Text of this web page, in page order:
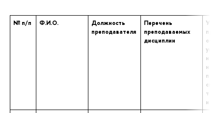
№ п/п Ф.И.О.
Должность
преподавателя
Перечень
преподаваемых
дисциплин
том
и